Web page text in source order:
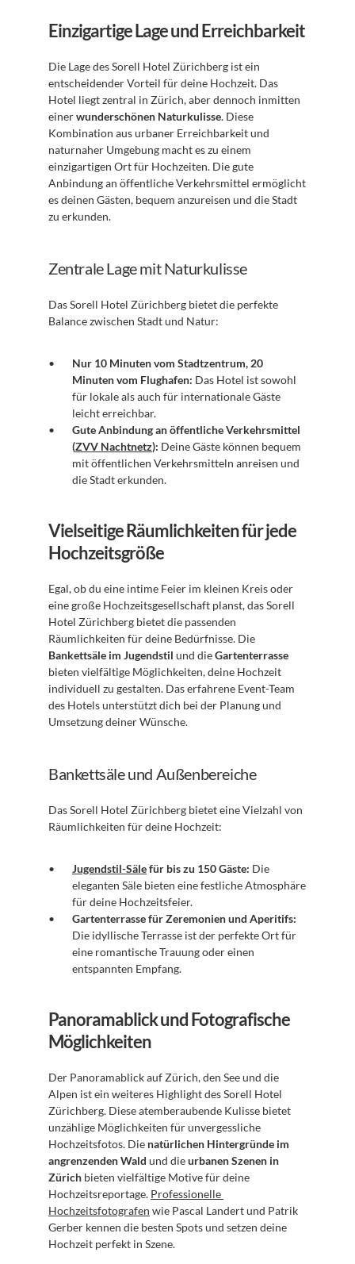
Einzigartige Lage und Erreichbarkeit
Die Lage des Sorell Hotel Zürichberg ist ein
entscheidender Vorteil für deine Hochzeit. Das
Hotel liegt zentral in Zürich, aber dennoch inmitten
einer wunderschönen Naturkulisse. Diese
Kombination aus urbaner Erreichbarkeit und
naturnaher Umgebung macht es zu einem
einzigartigen Ort für Hochzeiten. Die gute
Anbindung an öffentliche Verkehrsmittel ermöglicht
es deinen Gästen, bequem anzureisen und die Stadt
zu erkunden.
Zentrale Lage mit Naturkulisse
Das Sorell Hotel Zürichberg bietet die perfekte
Balance zwischen Stadt und Natur:
Nur 10 Minuten vom Stadtzentrum, 20
Minuten vom Flughafen: Das Hotel ist sowohl
für lokale als auch für internationale Gäste
leicht erreichbar.
Gute Anbindung an öffentliche Verkehrsmittel
(ZVV Nachtnetz): Deine Gäste können bequem
mit öffentlichen Verkehrsmitteln anreisen und
die Stadt erkunden.
Vielseitige Räumlichkeiten für jede
Hochzeitsgröße
Egal, ob du eine intime Feier im kleinen Kreis oder
eine große Hochzeitsgesellschaft planst, das Sorell
Hotel Zürichberg bietet die passenden
Bankettsäle im Jugendstil und die Gartenterrasse
bieten vielfältige Möglichkeiten, deine Hochzeit
individuell zu gestalten. Das erfahrene Event-Team
des Hotels unterstützt dich bei der Planung und
Umsetzung deiner Wünsche.
Bankettsäle und Außenbereiche
Das Sorell Hotel Zürichberg bietet eine Vielzahl von
Räumlichkeiten für deine Hochzeit:
Jugendstil-Säle für bis zu 150 Gäste: Die
eleganten Säle bieten eine festliche Atmosphäre
für deine Hochzeitsfeier.
Gartenterrasse für Zeremonien und Aperitifs:
Die idyllische Terrasse ist der perfekte Ort für
eine romantische Trauung oder einen
entspannten Empfang.
Panoramablick und Fotografische
Möglichkeiten
Der Panoramablick auf Zürich, den See und die
Alpen ist ein weiteres Highlight des Sorell Hotel
Zürichberg. Diese atemberaubende Kulisse bietet
unzählige Möglichkeiten für unvergessliche
Hochzeitsfotos. Die natürlichen Hintergründe im
angrenzenden Wald und die urbanen Szenen in
Zürich bieten vielfältige Motive für deine
Hochzeitsreportage. Professionelle
Hochzeitsfotografen wie Pascal Landert und Patrik
Gerber kennen die besten Spots und setzen deine
Hochzeit perfekt in Szene.